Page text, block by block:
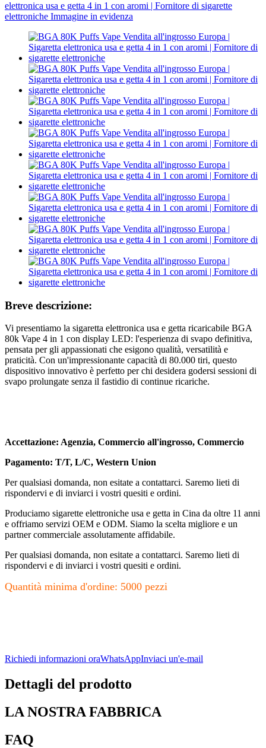
Breve descrizione:
Vi presentiamo la sigaretta elettronica usa e getta ricaricabile BGA
80k Vape 4 in 1 con display LED: l'esperienza di svapo definitiva,
pensata per gli appassionati che esigono qualità, versatilità e
praticità. Con un'impressionante capacità di 80.000 tiri, questo
dispositivo innovativo è perfetto per chi desidera godersi sessioni di
svapo prolungate senza il fastidio di continue ricariche.
Accettazione: Agenzia, Commercio all'ingrosso, Commercio
Pagamento: T/T, L/C, Western Union
Per qualsiasi domanda, non esitate a contattarci. Saremo lieti di
rispondervi e di inviarci i vostri quesiti e ordini.
Produciamo sigarette elettroniche usa e getta in Cina da oltre 11 anni
e offriamo servizi OEM e ODM. Siamo la scelta migliore e un
partner commerciale assolutamente affidabile.
Per qualsiasi domanda, non esitate a contattarci. Saremo lieti di
rispondervi e di inviarci i vostri quesiti e ordini.
Quantità minima d'ordine: 5000 pezzi
Richiedi informazioni oraWhatsAppInviaci un'e-mail
Dettagli del prodotto
LA NOSTRA FABBRICA
FAQ